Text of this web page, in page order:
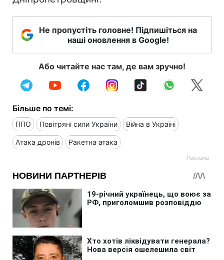
Не пропустіть головне! Підпишіться на
наші оновлення в Google!
Або читайте нас там, де вам зручно!
Більше по темі:
ППО Повітряні сили України Війна в Україні
Атака дронів Ракетна атака